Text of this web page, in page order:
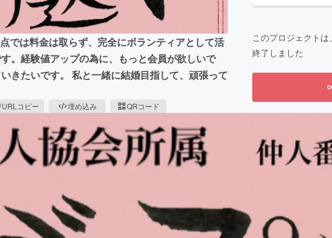
では料金は取らず、完全にボランティアとして活
。経験値アップの為に、もっと会員が欲しいで
きたいです。 私と一緒に結婚目指して、頑張って
URLコピー 埋め込み QRコード
このプロジェクトは、
終了しました